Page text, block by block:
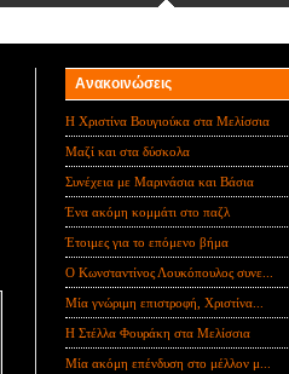
Ανακοινώσεις
Η Χριστίνα Βουγιούκα στα Μελίσσια
Μαζί και στα δύσκολα
Συνέχεια με Μαρινάσια και Βάσια
Ένα ακόμη κομμάτι στο παζλ
Έτοιμες για το επόμενο βήμα
Ο Κωνσταντίνος Λουκόπουλος συνε...
Μία γνώριμη επιστροφή, Χριστίνα...
Η Στέλλα Φουράκη στα Μελίσσια
Μία ακόμη επένδυση στο μέλλον μ...